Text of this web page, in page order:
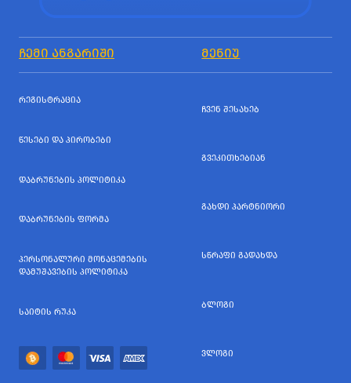
ᲩᲔᲛᲘ ᲐᲜᲒᲐᲠᲘᲨᲘ ᲛᲔᲜᲘᲣ
ᲠᲔᲒᲘᲡᲢᲠᲐᲪᲘᲐ
ᲬᲔᲡᲔᲑᲘ ᲓᲐ ᲞᲘᲠᲝᲑᲔᲑᲘ
ᲓᲐᲑᲠᲣᲜᲔᲑᲘᲡ ᲞᲝᲚᲘᲢᲘᲙᲐ
ᲓᲐᲑᲠᲣᲜᲔᲑᲘᲡ ᲤᲝᲠᲛᲐ
ᲞᲔᲠᲡᲝᲜᲐᲚᲣᲠᲘ ᲛᲝᲜᲐᲪᲔᲛᲔᲑᲘᲡ
ᲓᲐᲛᲣᲨᲐᲕᲔᲑᲘᲡ ᲞᲝᲚᲘᲢᲘᲙᲐ
ᲡᲐᲘᲢᲘᲡ ᲠᲣᲙᲐ
ᲩᲕᲔᲜ ᲨᲔᲡᲐᲮᲔᲑ
ᲒᲕᲔᲙᲘᲗᲮᲔᲑᲘᲐᲜ
ᲒᲐᲮᲓᲘ ᲞᲐᲠᲢᲜᲘᲝᲠᲘ
ᲡᲬᲠᲐᲤᲘ ᲒᲐᲓᲐᲮᲓᲐ
ᲑᲚᲝᲒᲘ
ᲕᲚᲝᲒᲘ